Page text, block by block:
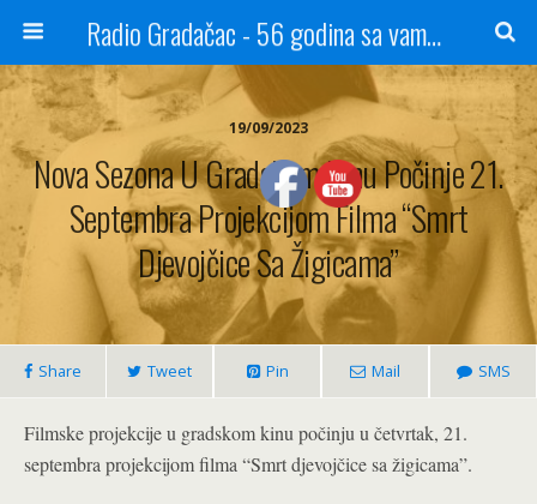
Radio Gradačac - 56 godina sa vama...
19/09/2023
Nova Sezona U Gradskom Kinu Počinje 21.
Septembra Projekcijom Filma “Smrt
Djevojčice Sa Žigicama”
Share Tweet Pin Mail SMS
Filmske projekcije u gradskom kinu počinju u četvrtak, 21.
septembra projekcijom filma “Smrt djevojčice sa žigicama”.